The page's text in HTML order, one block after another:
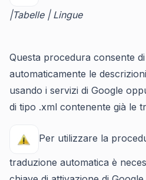
|Tabelle | Lingue
Questa procedura consente
automaticamente le
usando i servizi di Google
di tipo .xml contenente già le
Per utilizzare la
traduzione automatica è